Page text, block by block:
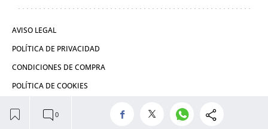
AVISO LEGAL
POLÍTICA DE PRIVACIDAD
CONDICIONES DE COMPRA
POLÍTICA DE COOKIES